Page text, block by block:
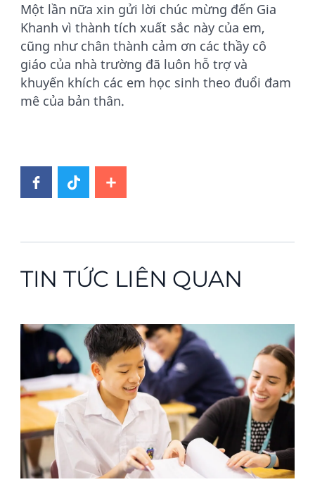
Một lần nữa xin gửi lời chúc mừng đến Gia
Khanh vì thành tích xuất sắc này của em,
cũng như chân thành cảm ơn các thầy cô
giáo của nhà trường đã luôn hỗ trợ và
khuyến khích các em học sinh theo đuổi đam
mê của bản thân.
TIN TỨC LIÊN QUAN
News image